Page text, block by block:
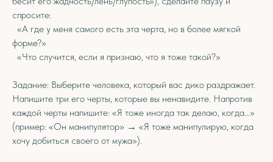
спросите:
«А где у меня самого есть эта черта, но в более мягкой
форме?»
«Что случится, если я признаю, что я тоже такой?»
Задание: Выберите человека, который вас дико раздражает.
Напишите три его черты, которые вы ненавидите. Напротив
каждой черты напишите: «Я тоже иногда так делаю, когда...»
(пример: «Он манипулятор» → «Я тоже манипулирую, когда
хочу добиться своего от мужа»).